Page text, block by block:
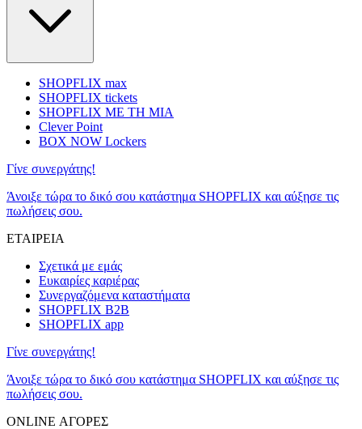
SHOPFLIX max
SHOPFLIX tickets
SHOPFLIX ΜΕ ΤΗ ΜΙΑ
Clever Point
BOX NOW Lockers
Γίνε συνεργάτης!
Άνοιξε τώρα το δικό σου κατάστημα SHOPFLIX και αύξησε τις
πωλήσεις σου.
ΕΤΑΙΡΕΙΑ
Σχετικά με εμάς
Ευκαιρίες καριέρας
Συνεργαζόμενα καταστήματα
SHOPFLIX B2B
SHOPFLIX app
Γίνε συνεργάτης!
Άνοιξε τώρα το δικό σου κατάστημα SHOPFLIX και αύξησε τις
πωλήσεις σου.
ONLINE ΑΓΟΡΕΣ